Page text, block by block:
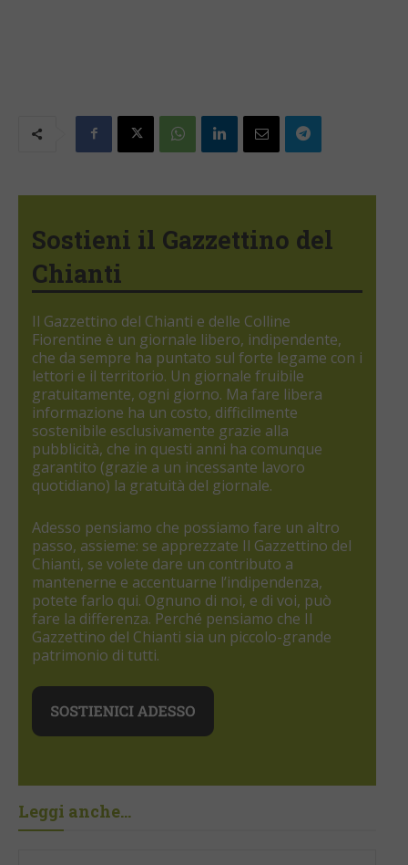
Sostieni il Gazzettino del
Chianti
Il Gazzettino del Chianti e delle Colline
Fiorentine è un giornale libero, indipendente,
che da sempre ha puntato sul forte legame con i
lettori e il territorio. Un giornale fruibile
gratuitamente, ogni giorno. Ma fare libera
informazione ha un costo, difficilmente
sostenibile esclusivamente grazie alla
pubblicità, che in questi anni ha comunque
garantito (grazie a un incessante lavoro
quotidiano) la gratuità del giornale.
Adesso pensiamo che possiamo fare un altro
passo, assieme: se apprezzate Il Gazzettino del
Chianti, se volete dare un contributo a
mantenerne e accentuarne l’indipendenza,
potete farlo qui. Ognuno di noi, e di voi, può
fare la differenza. Perché pensiamo che Il
Gazzettino del Chianti sia un piccolo-grande
patrimonio di tutti.
Leggi anche...